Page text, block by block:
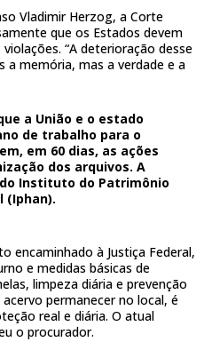
Vladimir Herzog, a Corte
que os Estados devem
“A deterioração desse
a memória, mas a verdade e a
a União e o estado
de trabalho para o
em 60 dias, as ações
dos arquivos. A
Instituto do Patrimônio
(Iphan).
encaminhado à Justiça Federal,
e medidas básicas de
limpeza diária e prevenção
permanecer no local, é
real e diária. O atual
o procurador.